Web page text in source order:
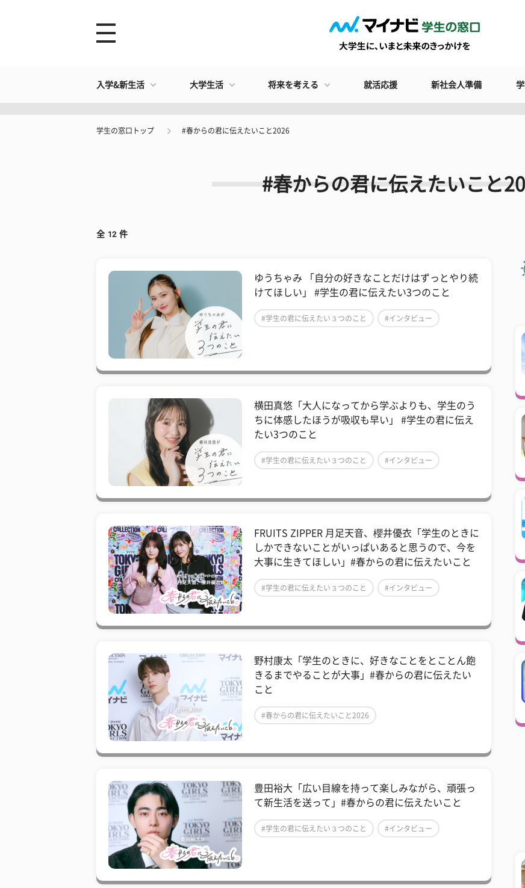
入学&新生活 大学生活 将来を考える 就活応援 新社会人準備
学生の窓口トップ #春からの君に伝えたいこと2026
#春からの君に伝えたいこと
全 12 件
ゆうちゃみ 「自分の好きなことだけはずっとやり続
けてほしい」 #学生の君に伝えたい3つのこと
#学生の君に伝えたい３つのこと #インタビュー
横田真悠「大人になってから学ぶよりも、学生のう
ちに体感したほうが吸収も早い」 #学生の君に伝え
たい3つのこと
#学生の君に伝えたい３つのこと #インタビュー
FRUITS ZIPPER 月足天音、櫻井優衣「学生のときに
しかできないことがいっぱいあると思うので、今を
大事に生きてほしい」#春からの君に伝えたいこと
#学生の君に伝えたい３つのこと #インタビュー
野村康太「学生のときに、好きなことをとことん飽
きるまでやることが大事」#春からの君に伝えたい
こと
#春からの君に伝えたいこと2026
豊田裕大「広い目線を持って楽しみながら、頑張っ
て新生活を送って」#春からの君に伝えたいこと
#学生の君に伝えたい３つのこと #インタビュー